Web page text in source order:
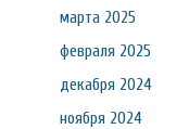
марта 2025
февраля 2025
декабря 2024
ноября 2024